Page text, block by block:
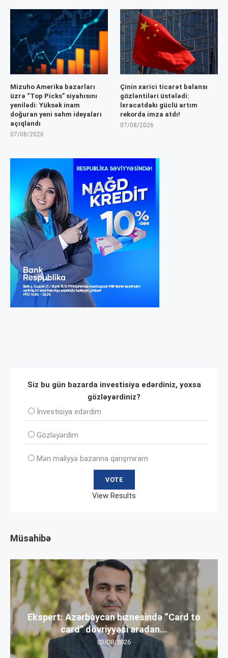
Mizuho Amerika bazarları
üzrə “Top Picks” siyahısını
yenilədi: Yüksək inam
doğuran yeni səhm ideyaları
açıqlandı
07/08/2026
Çinin xarici ticarət balansı
gözləntiləri üstələdi:
İxracatdakı güclü artım
rekorda imza atdı!
07/08/2026
Siz bu gün bazarda investisiya edərdiniz, yoxsa
gözləyərdiniz?
İnvеstisiya edərdim
Gözləyərdim
Mən maliyyə bazarına qarışmıram
View Results
Müsahibə
Ekspert: Azərbaycan biznesində “Card to
card” dövriyyəsi aradan...
03/08/2026